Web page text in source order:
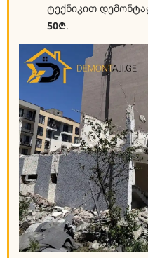
ტექნიკით
50₾.